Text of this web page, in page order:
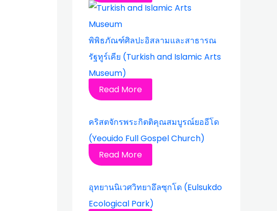
พิพิธภัณฑ์ศิลปะอิสลามและสาธารณ
รัฐทูร์เคีย (Turkish and Islamic Arts
Museum)
Read More
คริสตจักรพระกิตติคุณสมบูรณ์ยออีโด
(Yeouido Full Gospel Church)
Read More
อุทยานนิเวศวิทยาอึลซุกโด (Eulsukdo
Ecological Park)